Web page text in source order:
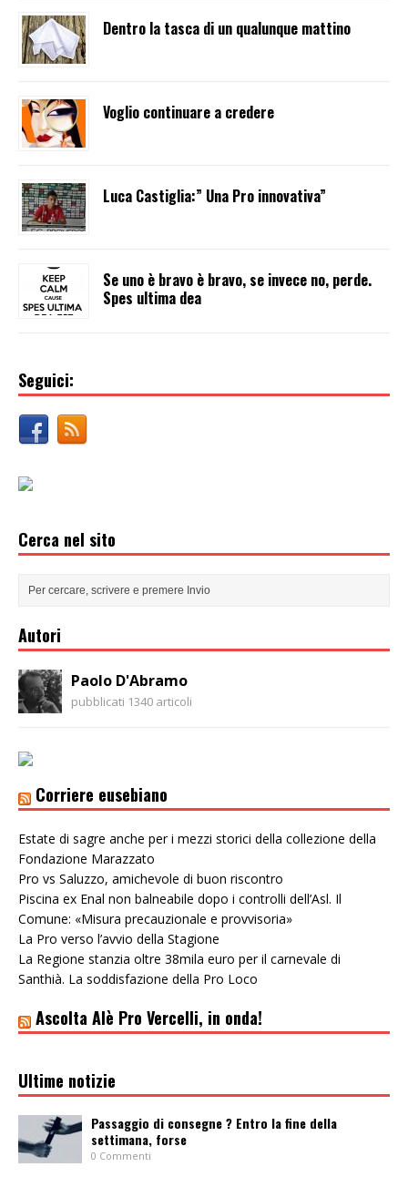
Dentro la tasca di un qualunque mattino
Voglio continuare a credere
Luca Castiglia:” Una Pro innovativa”
Se uno è bravo è bravo, se invece no, perde.
Spes ultima dea
Seguici:
Cerca nel sito
Autori
Paolo D'Abramo
pubblicati 1340 articoli
Corriere eusebiano
Estate di sagre anche per i mezzi storici della collezione della
Fondazione Marazzato
Pro vs Saluzzo, amichevole di buon riscontro
Piscina ex Enal non balneabile dopo i controlli dell’Asl. Il
Comune: «Misura precauzionale e provvisoria»
La Pro verso l’avvio della Stagione
La Regione stanzia oltre 38mila euro per il carnevale di
Santhià. La soddisfazione della Pro Loco
Ascolta Alè Pro Vercelli, in onda!
Ultime notizie
Passaggio di consegne ? Entro la fine della
settimana, forse
0 Commenti